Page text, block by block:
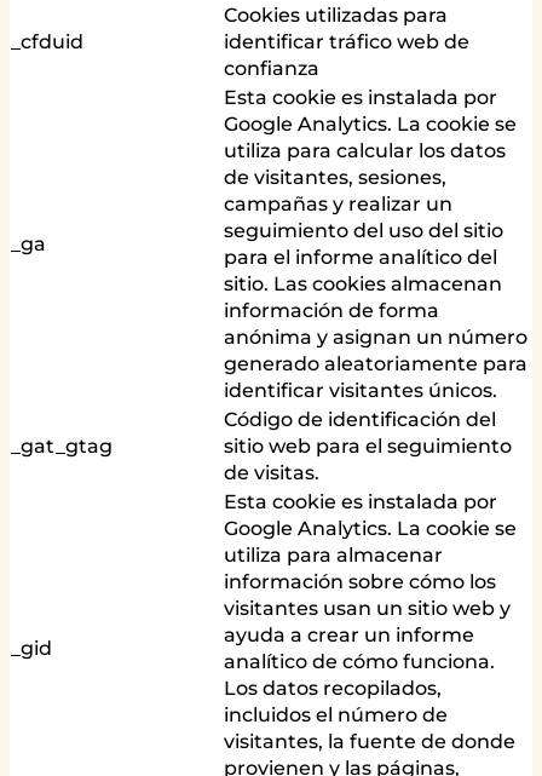
_cfduid
Cookies utilizadas para
identificar tráfico web de
confianza
_ga
Esta cookie es instalada por
Google Analytics. La cookie se
utiliza para calcular los datos
de visitantes, sesiones,
campañas y realizar un
seguimiento del uso del sitio
para el informe analítico del
sitio. Las cookies almacenan
información de forma
anónima y asignan un número
generado aleatoriamente para
identificar visitantes únicos.
_gat_gtag
Código de identificación del
sitio web para el seguimiento
de visitas.
_gid
Esta cookie es instalada por
Google Analytics. La cookie se
utiliza para almacenar
información sobre cómo los
visitantes usan un sitio web y
ayuda a crear un informe
analítico de cómo funciona.
Los datos recopilados,
incluidos el número de
visitantes, la fuente de donde
provienen y las páginas,